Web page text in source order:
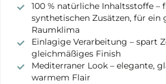
100 % natürliche Inhaltsstoffe –
synthetischen Zusätzen, für ein
Raumklima
Einlagige Verarbeitung – spart
gleichmäßiges Finish
Mediterraner Look – elegante,
warmem Flair